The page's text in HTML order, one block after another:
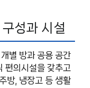
성과 시설
별 방과 공용 공간
편의시설을 갖추고
방, 냉장고 등 생활